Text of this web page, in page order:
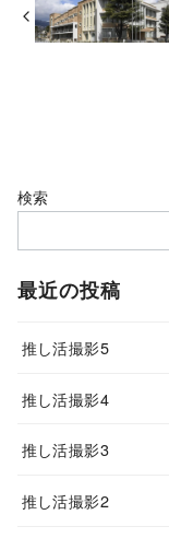
検索
最近の投稿
推し活撮影5
推し活撮影4
推し活撮影3
推し活撮影2